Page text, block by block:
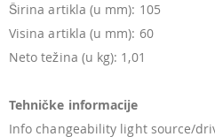
Širina artikla (u mm): 105
Visina artikla (u mm): 60
Neto težina (u kg): 1,01
Tehničke informacije
Info changeability light source/